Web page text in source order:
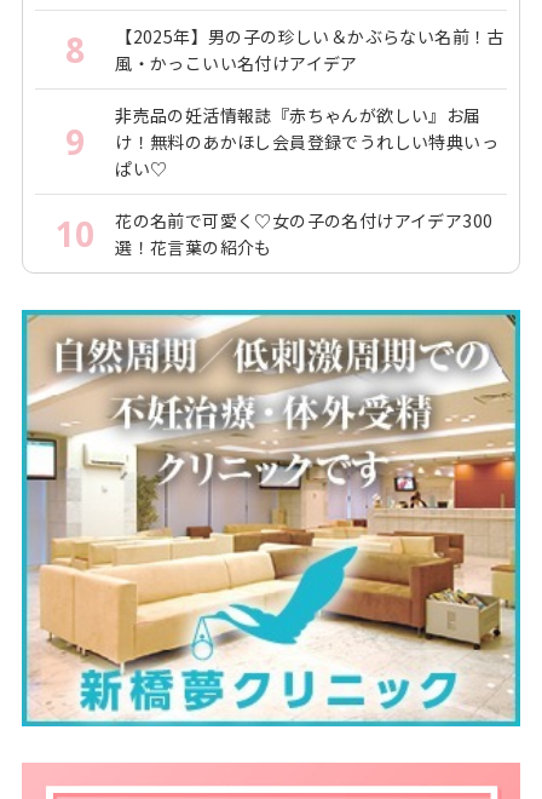
8
【2025年】男の子の珍しい＆かぶらない名前！古
風・かっこいい名付けアイデア
9
非売品の妊活情報誌『赤ちゃんが欲しい』お届
け！無料のあかほし会員登録でうれしい特典いっ
ぱい♡
10
花の名前で可愛く♡女の子の名付けアイデア300
選！花言葉の紹介も